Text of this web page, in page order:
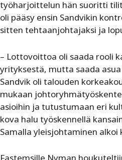
työharjoittelun hän suoritti
oli pääsy ensin Sandvikin
sitten tehtaanjohtajaksi ja
– Lottovoittoa oli saada rooli
yrityksestä, mutta saada
Sandvik oli talouden
mukaan
asioihin ja tutustumaan eri
kova halu työskennellä
Samalla yleisjohtaminen alkoi
Fastemsille Nyman